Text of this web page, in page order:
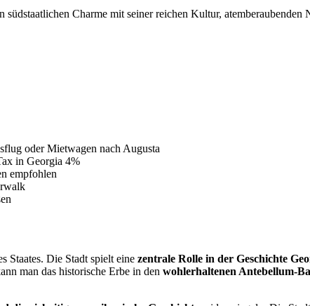
Charme mit seiner reichen Kultur, atemberaubenden
oder Mietwagen nach Augusta
in Georgia 4%
empfohlen
Staates. Die Stadt spielt eine zentrale Rolle in der Geschichte
man das historische Erbe in den wohlerhaltenen Antebellum-